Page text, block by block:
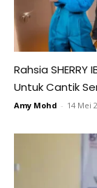
Rahsia SHERRY
Untuk Cantik
Amy Mohd - 14 Mei